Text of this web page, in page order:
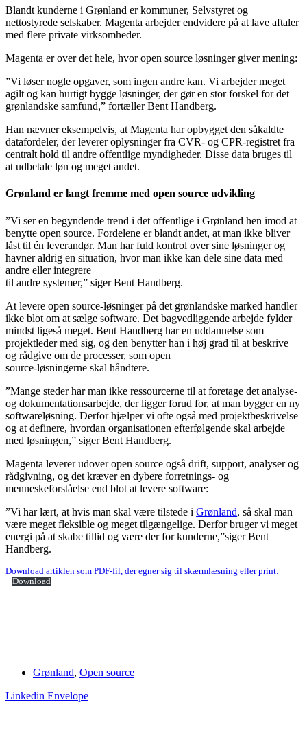
Blandt kunderne i Grønland er kommuner, Selvstyret og
nettostyrede selskaber. Magenta arbejder endvidere på at lave aftaler
med flere private virksomheder.
Magenta er over det hele, hvor open source løsninger giver mening:
”Vi løser nogle opgaver, som ingen andre kan. Vi arbejder meget
agilt og kan hurtigt bygge løsninger, der gør en stor forskel for det
grønlandske samfund,” fortæller Bent Handberg.
Han nævner eksempelvis, at Magenta har opbygget den såkaldte
datafordeler, der leverer oplysninger fra CVR- og CPR-registret fra
centralt hold til andre offentlige myndigheder. Disse data bruges til
at udbetale løn og meget andet.
Grønland er langt fremme med open source udvikling
”Vi ser en begyndende trend i det offentlige i Grønland hen imod at
benytte open source. Fordelene er blandt andet, at man ikke bliver
låst til én leverandør. Man har fuld kontrol over sine løsninger og
havner aldrig en situation, hvor man ikke kan dele sine data med
andre eller integrere
til andre systemer,” siger Bent Handberg.
At levere open source-løsninger på det grønlandske marked handler
ikke blot om at sælge software. Det bagvedliggende arbejde fylder
mindst ligeså meget. Bent Handberg har en uddannelse som
projektleder med sig, og den benytter han i høj grad til at beskrive
og rådgive om de processer, som open
source-løsningerne skal håndtere.
”Mange steder har man ikke ressourcerne til at foretage det analyse-
og dokumentationsarbejde, der ligger forud for, at man bygger en ny
softwareløsning. Derfor hjælper vi ofte også med projektbeskrivelse
og at definere, hvordan organisationen efterfølgende skal arbejde
med løsningen,” siger Bent Handberg.
Magenta leverer udover open source også drift, support, analyser og
rådgivning, og det kræver en dybere forretnings- og
menneskeforståelse end blot at levere software:
”Vi har lært, at hvis man skal være tilstede i Grønland, så skal man
være meget fleksible og meget tilgængelige. Derfor bruger vi meget
energi på at skabe tillid og være der for kunderne,”siger Bent
Handberg.
Download artiklen som PDF-fil, der egner sig til skærmlæsning eller print:
Download
Grønland, Open source
Linkedin Envelope